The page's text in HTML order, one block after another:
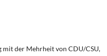
mit der Mehrheit von CDU/CSU,